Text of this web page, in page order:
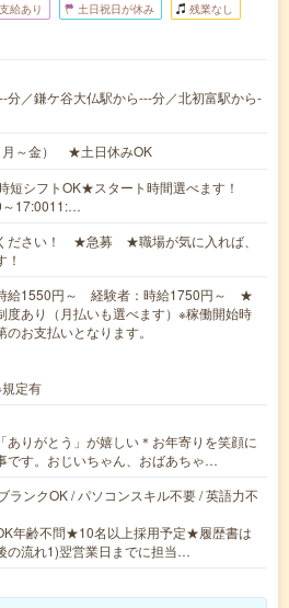
給あり 土日祝日が休み 残業なし
分／鎌ケ谷大仏駅から---分／北初富駅から-
月～金） ★土日休みOK
短シフトOK★スタート時間選べます！
～17:0011:…
ださい！ ★急募 ★職場が気に入れば、
給1550円～ 経験者：時給1750円～ ★
度あり（月払いも選べます）※稼働開始時
お支払いとなります。
定有
ありがとう」が嬉しい＊お年寄りを笑顔に
です。おじいちゃん、おばあちゃ…
ランクOK / パソコンスキル不要 / 英語力不
年齢不問★10名以上採用予定★履歴書は
の流れ1)翌営業日までに担当…